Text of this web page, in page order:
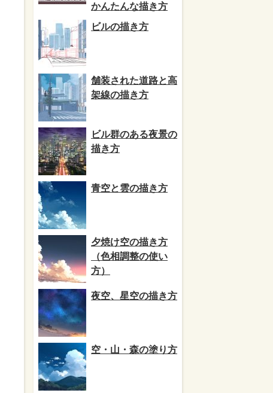
かんたんな描き方
ビルの描き方
舗装された道路と高
架線の描き方
ビル群のある夜景の
描き方
青空と雲の描き方
夕焼け空の描き方
（色相調整の使い
方）
夜空、星空の描き方
空・山・森の塗り方